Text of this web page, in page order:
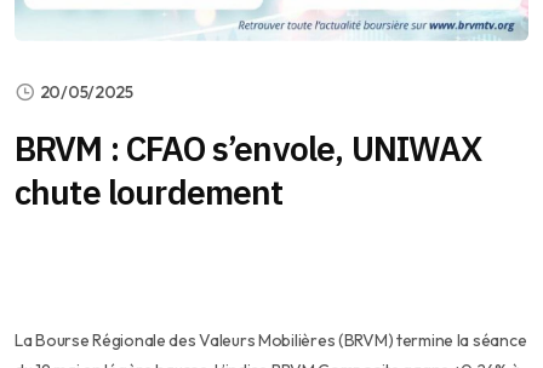
20/05/2025
BRVM : CFAO s’envole, UNIWAX
chute lourdement
La Bourse Régionale des Valeurs Mobilières (BRVM) termine la séance